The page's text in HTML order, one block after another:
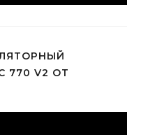
770 V2 ОТ